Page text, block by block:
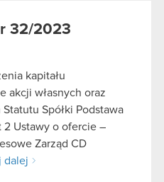
32/2023
kapitału
akcji własnych oraz
Spółki Podstawa
2 Ustawy o ofercie –
Zarząd CD
dalej